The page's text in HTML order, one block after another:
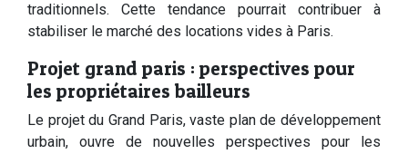
traditionnels. Cette tendance pourrait contribuer à
stabiliser le marché des locations vides à Paris.
Projet grand paris : perspectives pour
les propriétaires bailleurs
Le projet du Grand Paris, vaste plan de développement
urbain, ouvre de nouvelles perspectives pour les